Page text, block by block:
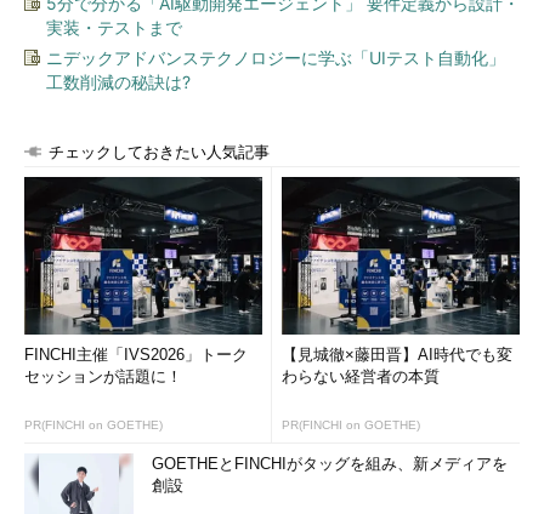
実装・テストまで
ニデックアドバンステクノロジーに学ぶ「UIテスト自動化」
工数削減の秘訣は?
チェックしておきたい人気記事
FINCHI主催「IVS2026」トーク
セッションが話題に！
PR(FINCHI on GOETHE)
【見城徹×藤田晋】AI時代でも変
わらない経営者の本質
PR(FINCHI on GOETHE)
GOETHEとFINCHIがタッグを組み、新メディアを
創設